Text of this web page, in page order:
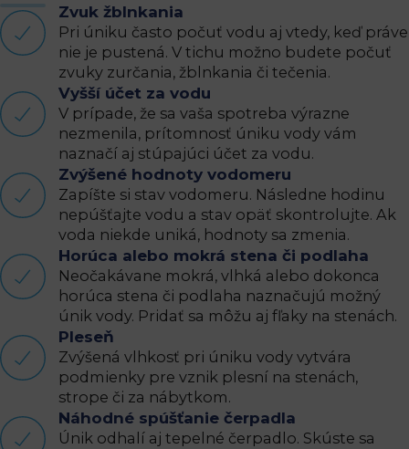
Zvuk žblnkania
Pri úniku často počuť vodu aj vtedy, keď práve
nie je pustená. V tichu možno budete počuť
zvuky zurčania, žblnkania či tečenia.
Vyšší účet za vodu
V prípade, že sa vaša spotreba výrazne
nezmenila, prítomnosť úniku vody vám
naznačí aj stúpajúci účet za vodu.
Zvýšené hodnoty vodomeru
Zapíšte si stav vodomeru. Následne hodinu
nepúšťajte vodu a stav opäť skontrolujte. Ak
voda niekde uniká, hodnoty sa zmenia.
Horúca alebo mokrá stena či podlaha
Neočakávane mokrá, vlhká alebo dokonca
horúca stena či podlaha naznačujú možný
únik vody. Pridať sa môžu aj fľaky na stenách.
Pleseň
Zvýšená vlhkosť pri úniku vody vytvára
podmienky pre vznik plesní na stenách,
strope či za nábytkom.
Náhodné spúšťanie čerpadla
Únik odhalí aj tepelné čerpadlo. Skúste sa